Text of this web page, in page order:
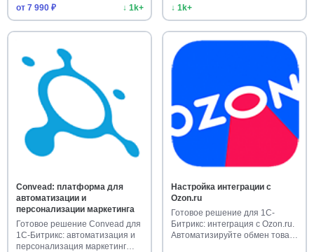
от 7 990 ₽
↓ 1k+ ↓ 1k+
Convead: платформа для
автоматизации и
персонализации маркетинга
Готовое решение Convead для
1С-Битрикс: автоматизация и
персонализация маркетинг…
Настройка интеграции с
Ozon.ru
Готовое решение для 1С-
Битрикс: интеграция с Ozon.ru.
Автоматизируйте обмен това…